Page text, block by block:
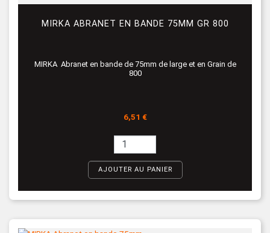
MIRKA ABRANET EN BANDE 75MM GR 800
MIRKA Abranet en bande de 75mm de large et en Grain de
800
Prix
6,51 €
AJOUTER AU PANIER